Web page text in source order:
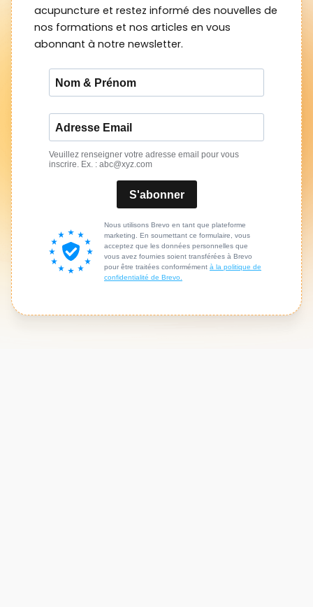
acupuncture et restez informé des nouvelles de
nos formations et nos articles en vous
abonnant à notre newsletter.